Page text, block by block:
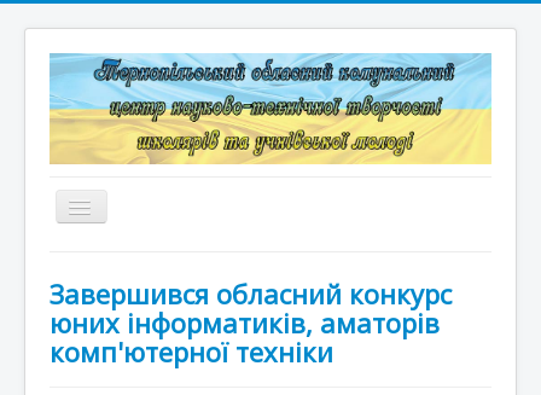
Перемикач
навігації
Структура
Документація
Завершився обласний конкурс
юних інформатиків, аматорів
комп'ютерної техніки